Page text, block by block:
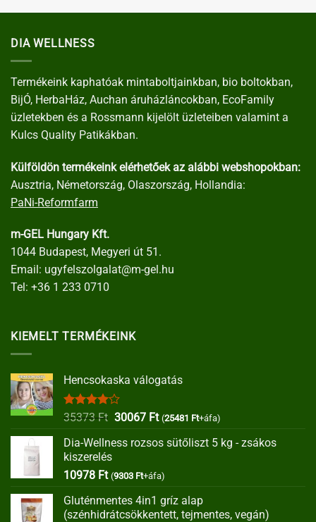
DIA WELLNESS
Termékeink kaphatóak mintaboltjainkban, bio boltokban,
BijÓ, HerbaHáz, Auchan áruházláncokban, EcoFamily
üzletekben és a Rossmann kijelölt üzleteiben valamint a
Kulcs Quality Patikákban.
Külföldön termékeink elérhetőek az alábbi webshopokban:
Ausztria, Németország, Olaszország, Hollandia:
PaNi-Reformfarm
m-GEL Hungary Kft.
1044 Budapest, Megyeri út 51.
Email: ugyfelszolgalat@m-gel.hu
Tel: +36 1 233 0710
KIEMELT TERMÉKEINK
Hencsokaska válogatás
Értékelés:
35373Ft Original
was:
30067 FtCurrent
is:
(25481 Ft+áfa)
Dia-Wellness rozsos sütőliszt 5 kg - zsákos
kiszerelés
10978 Ft (9303 Ft+áfa)
Gluténmentes 4in1 gríz alap
(szénhidrátcsökkentett, tejmentes, vegán)